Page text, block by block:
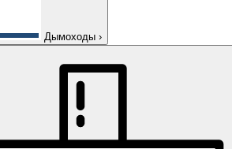
Дымоходы ›